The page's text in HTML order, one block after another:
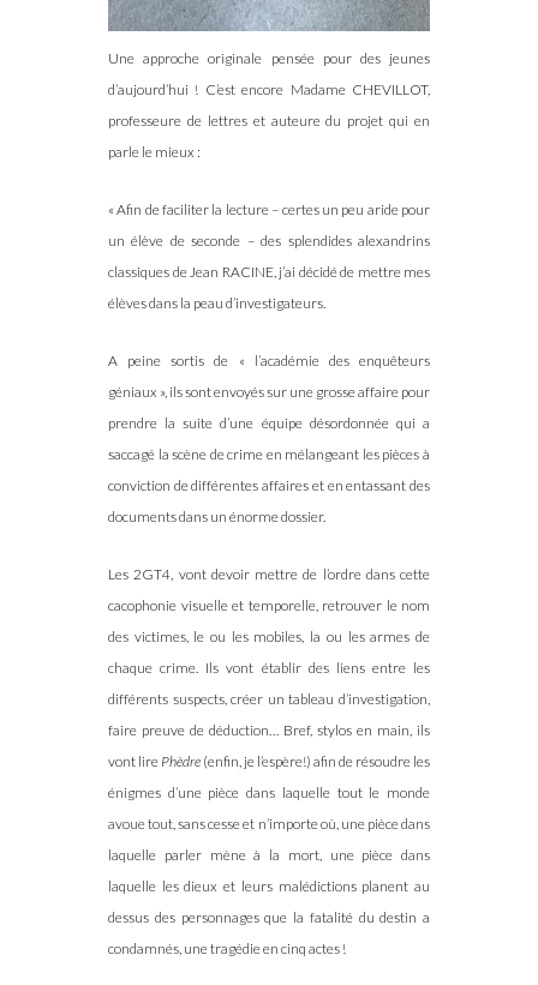
Une approche originale pensée pour des jeunes
d’aujourd’hui ! C’est encore Madame CHEVILLOT,
professeure de lettres et auteure du projet qui en
parle le mieux :
« Afin de faciliter la lecture – certes un peu aride pour
un élève de seconde – des splendides alexandrins
classiques de Jean RACINE, j’ai décidé de mettre mes
élèves dans la peau d’investigateurs.
A peine sortis de « l’académie des enquêteurs
géniaux », ils sont envoyés sur une grosse affaire pour
prendre la suite d’une équipe désordonnée qui a
saccagé la scène de crime en mélangeant les pièces à
conviction de différentes affaires et en entassant des
documents dans un énorme dossier.
Les 2GT4, vont devoir mettre de l’ordre dans cette
cacophonie visuelle et temporelle, retrouver le nom
des victimes, le ou les mobiles, la ou les armes de
chaque crime. Ils vont établir des liens entre les
différents suspects, créer un tableau d’investigation,
faire preuve de déduction… Bref, stylos en main, ils
vont lire Phèdre (enfin, je l’espère!) afin de résoudre les
énigmes d’une pièce dans laquelle tout le monde
avoue tout, sans cesse et n’importe où, une pièce dans
laquelle parler mène à la mort, une pièce dans
laquelle les dieux et leurs malédictions planent au
dessus des personnages que la fatalité du destin a
condamnés, une tragédie en cinq actes !